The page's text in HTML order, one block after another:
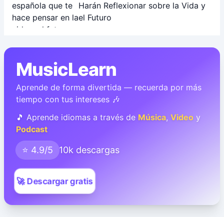
Harán Reflexionar sobre la Vida y
el Futuro
MusicLearn
Aprende de forma divertida — recuerda por más
tiempo con tus intereses 🎶
🎵 Aprende idiomas a través de Música, Video y
Podcast
⭐ 4.9/5 10k descargas
🚀 Descargar gratis